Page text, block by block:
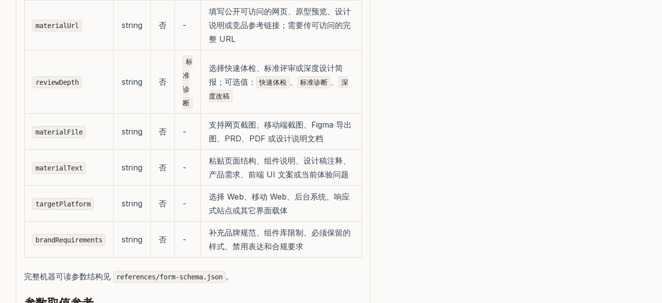
materialUrl string 否 -
填写公开可访问的网页、原型预览、设计
说明或竞品参考链接；需要传可访问的完
整 URL
reviewDepth string 否
标
准
诊
断
选择快速体检、标准评审或深度设计简
报；可选值：
快速体检 、 标准诊断 、
深
度改稿
materialFile string 否 -
支持网页截图、移动端截图、Figma 导出
图、PRD、PDF 或设计说明文档
materialText string 否 -
粘贴页面结构、组件说明、设计稿注释、
产品需求、前端 UI 文案或当前体验问题
targetPlatform string 否 -
选择 Web、移动 Web、后台系统、响应
式站点或其它界面载体
brandRequirements string 否 -
补充品牌规范、组件库限制、必须保留的
样式、禁用表达和合规要求
完整机器可读参数结构见 references/form-schema.json 。